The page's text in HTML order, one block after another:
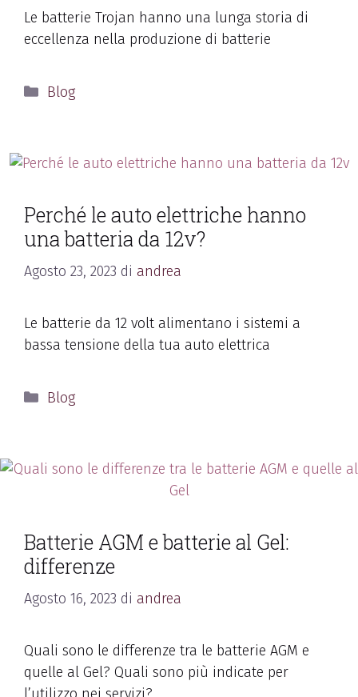
Le batterie Trojan hanno una lunga storia di
eccellenza nella produzione di batterie
Blog
Perché le auto elettriche hanno
una batteria da 12v?
Agosto 23, 2023 di andrea
Le batterie da 12 volt alimentano i sistemi a
bassa tensione della tua auto elettrica
Blog
Batterie AGM e batterie al Gel:
differenze
Agosto 16, 2023 di andrea
Quali sono le differenze tra le batterie AGM e
quelle al Gel? Quali sono più indicate per